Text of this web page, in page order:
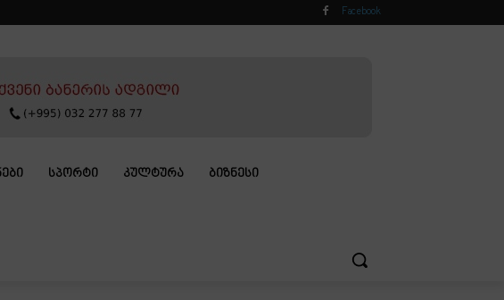
Facebook
ᲡᲞᲝᲠᲢᲘ ᲙᲣᲚᲢᲣᲠᲐ ᲑᲘᲖᲜᲔᲡᲘ